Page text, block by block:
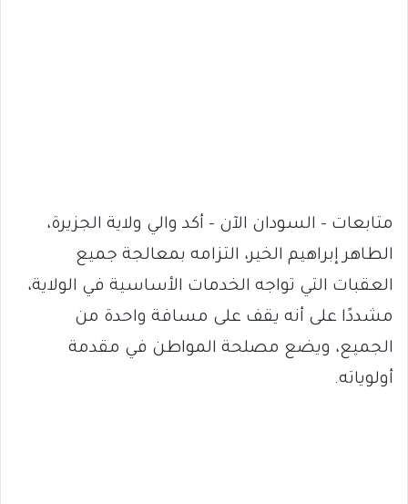
متابعات – السودان الآن – أكد والي ولاية الجزيرة،
الطاهر إبراهيم الخير، التزامه بمعالجة جميع
العقبات التي تواجه الخدمات الأساسية في الولاية،
مشددًا على أنه يقف على مسافة واحدة من
الجميع، ويضع مصلحة المواطن في مقدمة
أولوياته.